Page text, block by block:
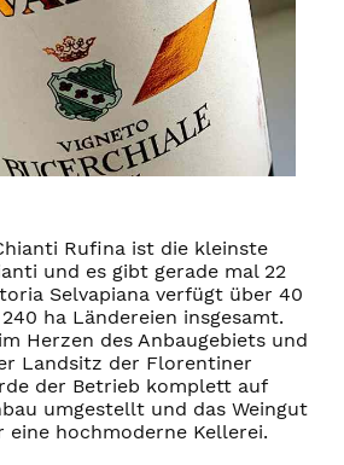
Rufina ist die kleinste
und es gibt gerade mal 22
Selvapiana verfügt über 40
ha Ländereien insgesamt.
Herzen des Anbaugebiets und
Landsitz der Florentiner
der Betrieb komplett auf
umgestellt und das Weingut
hochmoderne Kellerei.